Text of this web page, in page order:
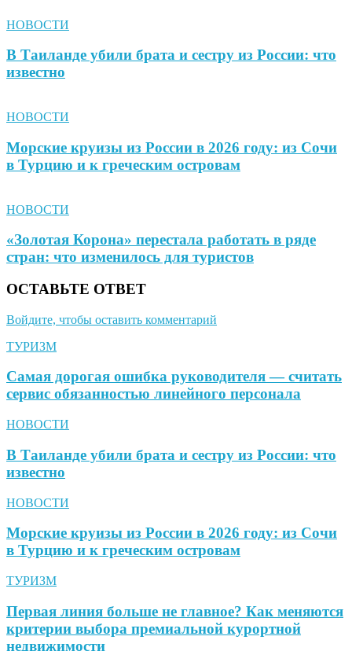
НОВОСТИ
В Таиланде убили брата и сестру из России: что
известно
НОВОСТИ
Морские круизы из России в 2026 году: из Сочи
в Турцию и к греческим островам
НОВОСТИ
«Золотая Корона» перестала работать в ряде
стран: что изменилось для туристов
ОСТАВЬТЕ ОТВЕТ
Войдите, чтобы оставить комментарий
ТУРИЗМ
Самая дорогая ошибка руководителя — считать
сервис обязанностью линейного персонала
НОВОСТИ
В Таиланде убили брата и сестру из России: что
известно
НОВОСТИ
Морские круизы из России в 2026 году: из Сочи
в Турцию и к греческим островам
ТУРИЗМ
Первая линия больше не главное? Как меняются
критерии выбора премиальной курортной
недвижимости